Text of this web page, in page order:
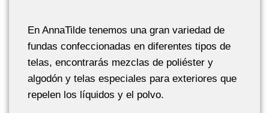
En AnnaTilde tenemos una gran variedad de
fundas confeccionadas en diferentes tipos de
telas, encontrarás mezclas de poliéster y
algodón y telas especiales para exteriores que
repelen los líquidos y el polvo.